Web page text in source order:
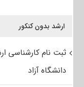
ارشد بدون کنکور
ثبت نام کارشناسی
دانشگاه آزاد